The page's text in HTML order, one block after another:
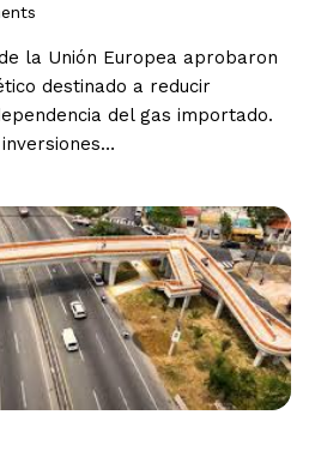
la Unión Europea aprobaron
destinado a reducir
del gas importado.